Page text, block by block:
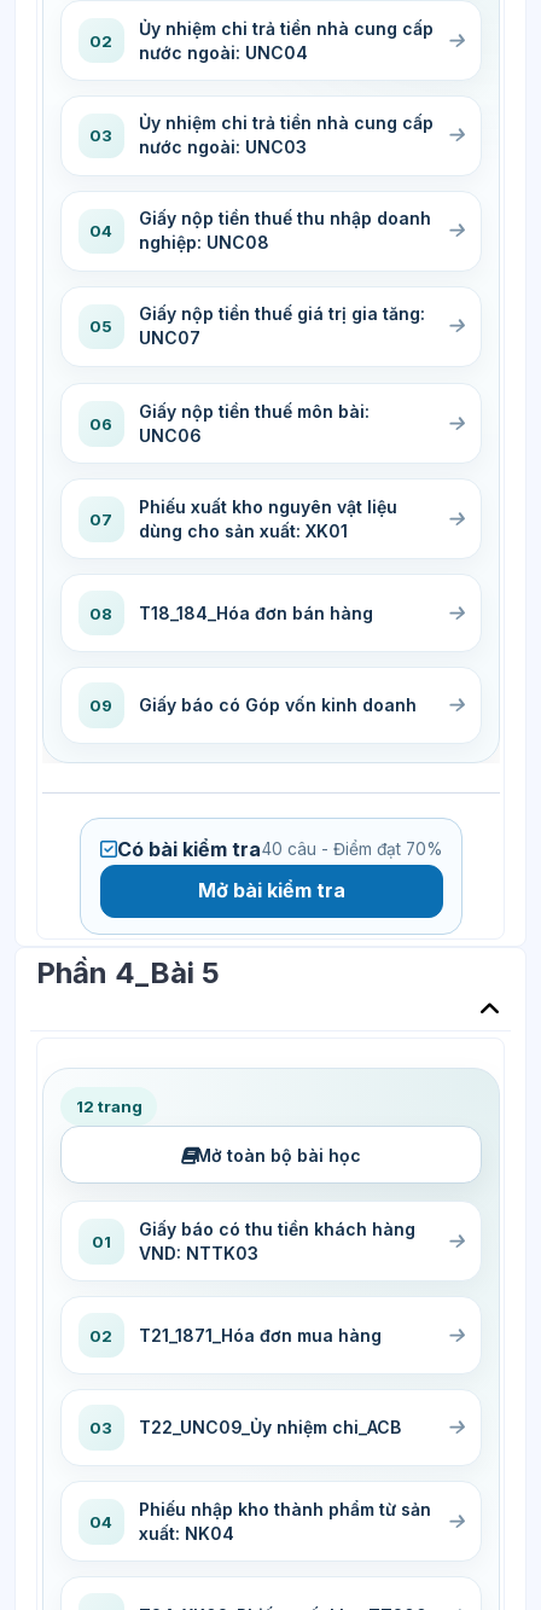
02
Ủy nhiệm chi trả tiền nhà cung cấp
nước ngoài: UNC04
03
Ủy nhiệm chi trả tiền nhà cung cấp
nước ngoài: UNC03
04
Giấy nộp tiền thuế thu nhập doanh
nghiệp: UNC08
05
Giấy nộp tiền thuế giá trị gia tăng:
UNC07
06
Giấy nộp tiền thuế môn bài:
UNC06
07
Phiếu xuất kho nguyên vật liệu
dùng cho sản xuất: XK01
08 T18_184_Hóa đơn bán hàng
09 Giấy báo có Góp vốn kinh doanh
Có bài kiểm tra40 câu - Điểm đạt 70%
Mở bài kiểm tra
Phần 4_Bài 5
12 trang
Mở toàn bộ bài học
01
Giấy báo có thu tiền khách hàng
VND: NTTK03
02 T21_1871_Hóa đơn mua hàng
03 T22_UNC09_Ủy nhiệm chi_ACB
04
Phiếu nhập kho thành phẩm từ sản
xuất: NK04